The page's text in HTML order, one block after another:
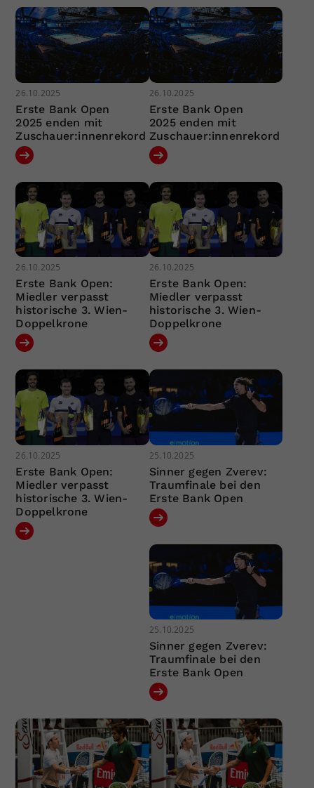
26.10.2025
Erste Bank Open
2025 enden mit
Zuschauer:innenrekord
26.10.2025
Erste Bank Open
2025 enden mit
Zuschauer:innenrekord
26.10.2025
Erste Bank Open:
Miedler verpasst
historische 3. Wien-
Doppelkrone
26.10.2025
Erste Bank Open:
Miedler verpasst
historische 3. Wien-
Doppelkrone
26.10.2025
Erste Bank Open:
Miedler verpasst
historische 3. Wien-
Doppelkrone
25.10.2025
Sinner gegen Zverev:
Traumfinale bei den
Erste Bank Open
25.10.2025
Sinner gegen Zverev:
Traumfinale bei den
Erste Bank Open